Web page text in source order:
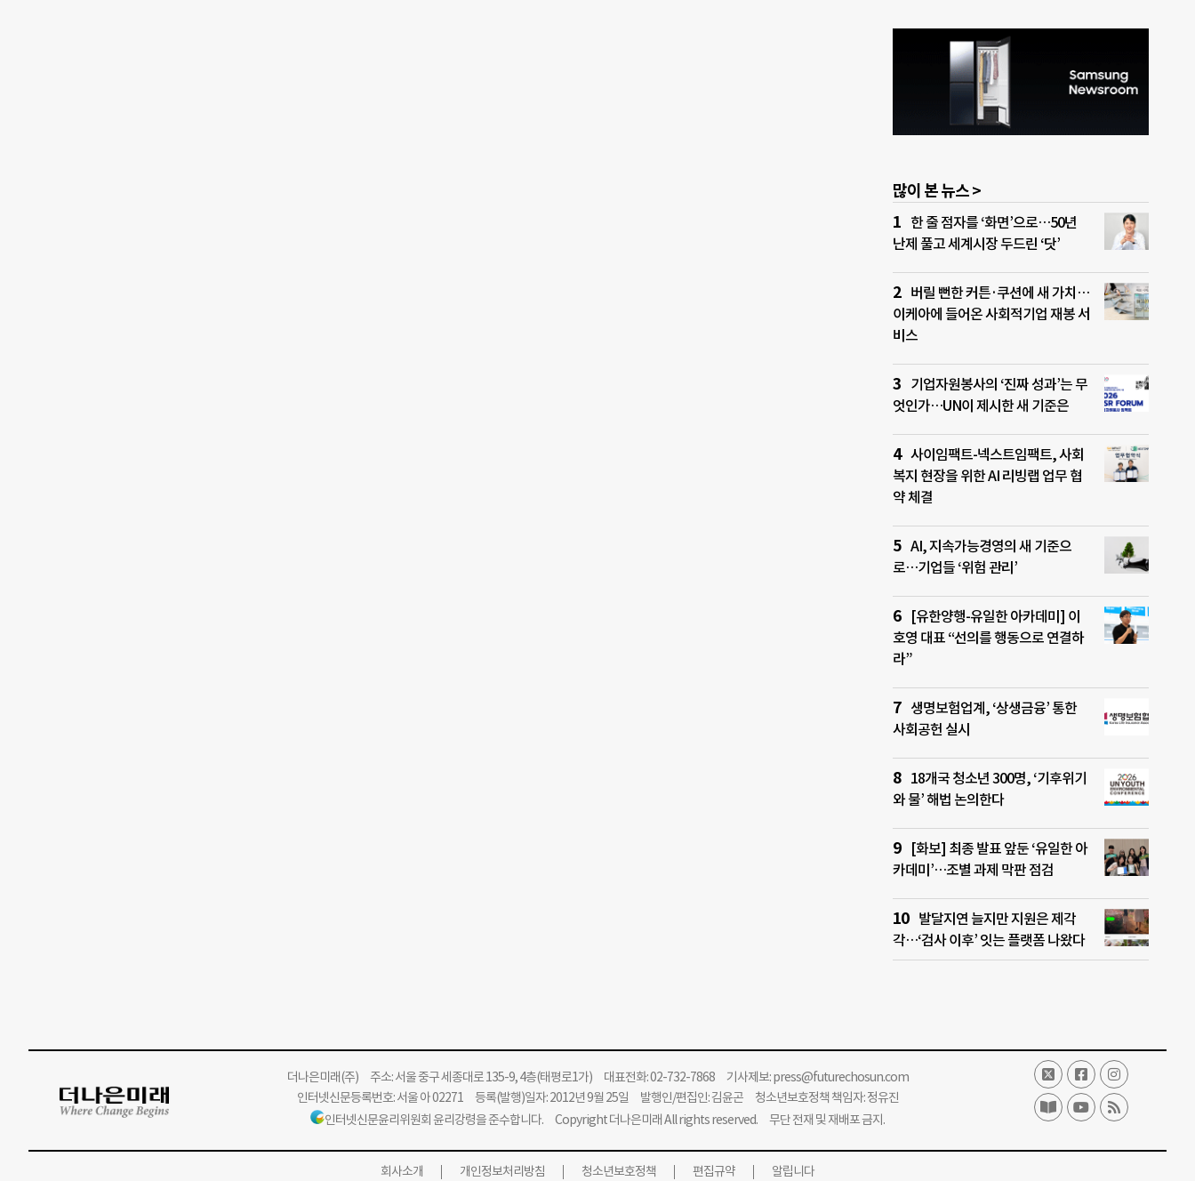
많이 본 뉴스 >
한 줄 점자를 ‘화면’으로…50년
난제 풀고 세계시장 두드린 ‘닷’
버릴 뻔한 커튼·쿠션에 새 가치…
이케아에 들어온 사회적기업 재봉 서
비스
기업자원봉사의 ‘진짜 성과’는 무
엇인가…UN이 제시한 새 기준은
사이임팩트-넥스트임팩트, 사회
복지 현장을 위한 AI 리빙랩 업무 협
약 체결
AI, 지속가능경영의 새 기준으
로…기업들 ‘위험 관리’
[유한양행-유일한 아카데미] 이
호영 대표 “선의를 행동으로 연결하
라”
생명보험업계, ‘상생금융’ 통한
사회공헌 실시
18개국 청소년 300명, ‘기후위기
와 물’ 해법 논의한다
[화보] 최종 발표 앞둔 ‘유일한 아
카데미’…조별 과제 막판 점검
발달지연 늘지만 지원은 제각
각…‘검사 이후’ 잇는 플랫폼 나왔다
더나은미래(주)주소: 서울 중구 세종대로 135-9, 4층(태평로1가) 대표전화: 02-732-7868 기사제보:press@futurechosun.com
인터넷신문등록번호: 서울 아 02271 등록(발행)일자: 2012년 9월 25일 발행인/편집인: 김윤곤 청소년보호정책 책임자: 정유진
인터넷신문윤리위원회 윤리강령을 준수합니다. Copyright 더나은미래 All rights reserved. 무단 전재 및 재배포 금지.
회사소개 개인정보처리방침 청소년보호정책 편집규약 알립니다